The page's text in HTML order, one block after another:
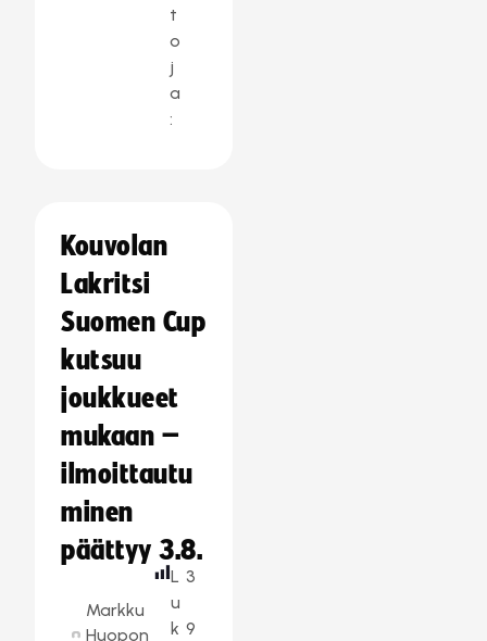
t
o
j
a
:
Kouvolan
Lakritsi
Suomen Cup
kutsuu
joukkueet
mukaan –
ilmoittautu
minen
päättyy 3.8.
Markku
Huopon
L
u
k
3
9